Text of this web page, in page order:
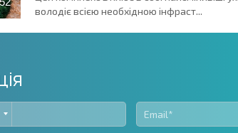
володіє всією необхідною інфраст...